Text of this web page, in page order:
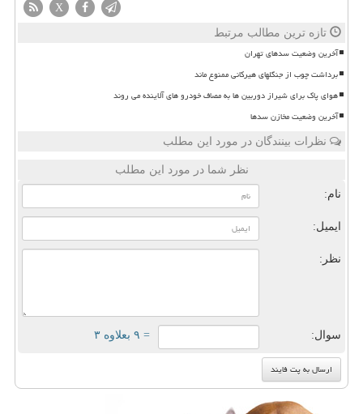
X
تازه ترین مطالب مرتبط
آخرین وضعیت سدهای تهران
برداشت چوب از جنگلهای هیرکانی ممنوع ماند
هوای پاک برای شیراز دوربین ها به مصاف خودرو های آلاینده می روند
آخرین وضعیت مخازن سدها
نظرات بینندگان در مورد این مطلب
نظر شما در مورد این مطلب
نام:
ایمیل:
نظر:
سوال: = ۹ بعلاوه ۳